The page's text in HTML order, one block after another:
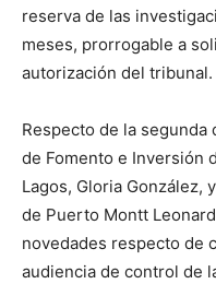
reserva de las
meses, prorrogable a
autorización del tribunal.
Respecto de la segunda
de Fomento e Inversión
Lagos, Gloria González,
de Puerto Montt
novedades respecto de
audiencia de control de